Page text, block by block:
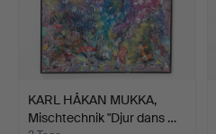
KARL HÅKAN MUKKA,
Mischtechnik "Djur dans …